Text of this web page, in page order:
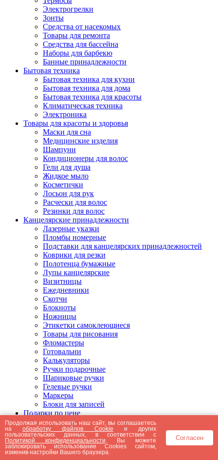
Электрогрелки
Зонты
Средства от насекомых
Товары для ремонта
Средства для бассейна
Наборы для барбекю
Банные принадлежности
Бытовая техника
Бытовая техника для кухни
Бытовая техника для дома
Бытовая техника для красоты
Климатическая техника
Электроника
Товары для красоты и здоровья
Маски для сна
Медицинские изделия
Шампуни
Кондиционеры для волос
Гели для душа
Жидкое мыло
Косметички
Лосьон для рук
Расчески для волос
Резинки для волос
Канцелярские принадлежности
Лазерные указки
Пломбы номерные
Подставки для канцелярских принадлежностей
Коврики для резки
Полотенца бумажные
Лупы канцелярские
Визитницы
Ежедневники
Скотчи
Блокноты
Ножницы
Этикетки самоклеющиеся
Товары для рисования
Фломастеры
Готовальни
Калькуляторы
Ручки подарочные
Шариковые ручки
Гелевые ручки
Маркеры
Блоки для записей
Подарки по цене
Подарки от 5000 рублей
Подарки до 5000 рублей
Подарки до 3000 рублей
Подарки до 2000 рублей
Подарки до 1000 рублей
Продолжая использовать наш сайт, вы соглашаетесь
наобработку файлов Cookie и других
пользовательских данных, в соответствии с
Политикой конфиденциальности . Вы можете
заблокировать использование Cookies сайтом,
изменив настройки Вашего браузера.
Согласен